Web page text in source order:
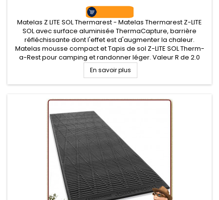
Matelas Z LITE SOL Thermarest - Matelas Thermarest Z-LITE
SOL avec surface aluminisée ThermaCapture, barrière
réfléchissante dont l'effet est d'augmenter la chaleur.
Matelas mousse compact et Tapis de sol Z-LITE SOL Therm-
a-Rest pour camping et randonner léger. Valeur R de 2.0
En savoir plus